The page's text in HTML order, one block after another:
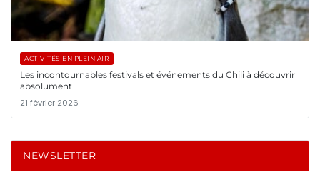
ACTIVITÉS EN PLEIN AIR
Les incontournables festivals et événements du Chili à découvrir
absolument
21 février 2026
NEWSLETTER